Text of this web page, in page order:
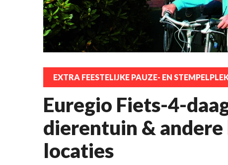
EXTRA FEESTELIJKE PAUZE- EN
Euregio Fiets-4-
dierentuin &
locaties